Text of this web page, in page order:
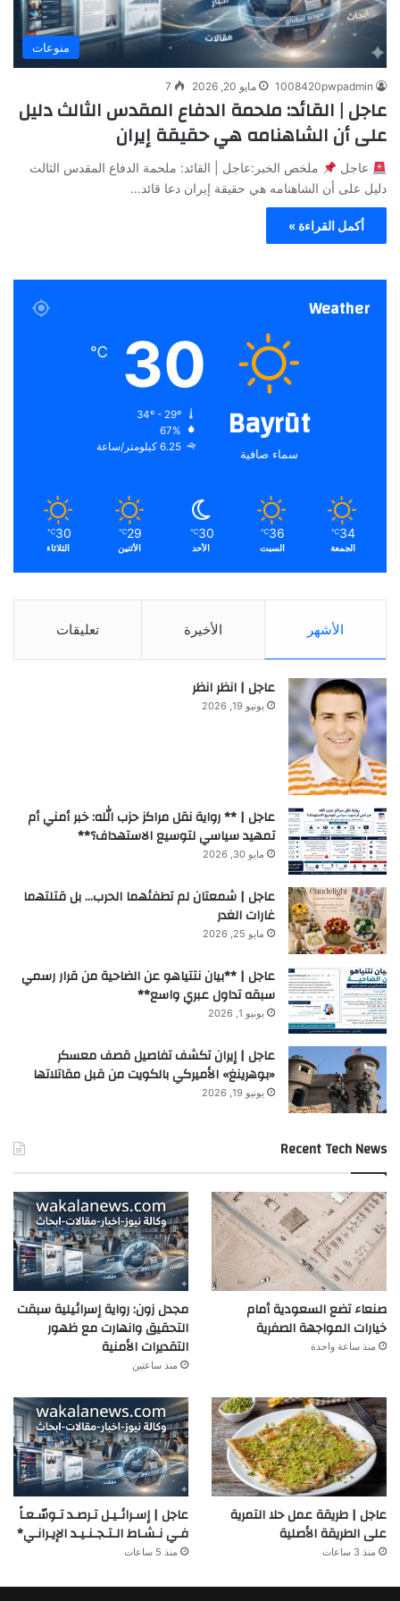
منوعات
1008420pwpadmin مايو 20, 2026 7
عاجل | القائد: ملحمة الدفاع المقدس الثالث دليل
على أن الشاهنامه هي حقيقة إيران
عاجل
ملخص الخبر:عاجل | القائد: ملحمة الدفاع المقدس الثالث
دليل على أن الشاهنامه هي حقيقة إيران دعا قائد…
أكمل القراءة »
Weather
Bayrūt
سماء صافية
30
℃
67%
6.25 كيلومتر/ساعة
34
℃
الجمعة
36
℃
السبت
30
℃
الأحد
29
℃
الأثنين
30
℃
الثلاثاء
الأشهر الأخيرة تعليقات
عاجل | انظر انظر
يونيو 19, 2026
عاجل | ** رواية نقل مراكز حزب الله: خبر أمني أم
تمهيد سياسي لتوسيع الاستهداف؟**
مايو 30, 2026
عاجل | شمعتان لم تطفئهما الحرب… بل قتلتهما
غارات الغدر
مايو 25, 2026
عاجل | **بيان نتتياهو عن الضاحية من قرار رسمي
سبقه تداول عبري واسع**
يونيو 1, 2026
عاجل | إيران تكشف تفاصيل قصف معسكر
«بوهرينغ» الأميركي بالكويت من قبل مقاتلاتها
يونيو 19, 2026
Recent Tech News
صنعاء تضع السعودية أمام
خيارات المواجهة الصفرية
منذ ساعة واحدة
مجدل زون: رواية إسرائيلية سبقت
التحقيق وانهارت مع ظهور
التقديرات الأمنية
منذ ساعتين
عاجل | طريقة عمل حلا التمرية
على الطريقة الأصلية
منذ 3 ساعات
عاجل | إسـرائـيـل تـرصـد تـوسّـعـاً
فـي نـشـاط الـتـجـنـيـد الإيـرانـي*
منذ 5 ساعات